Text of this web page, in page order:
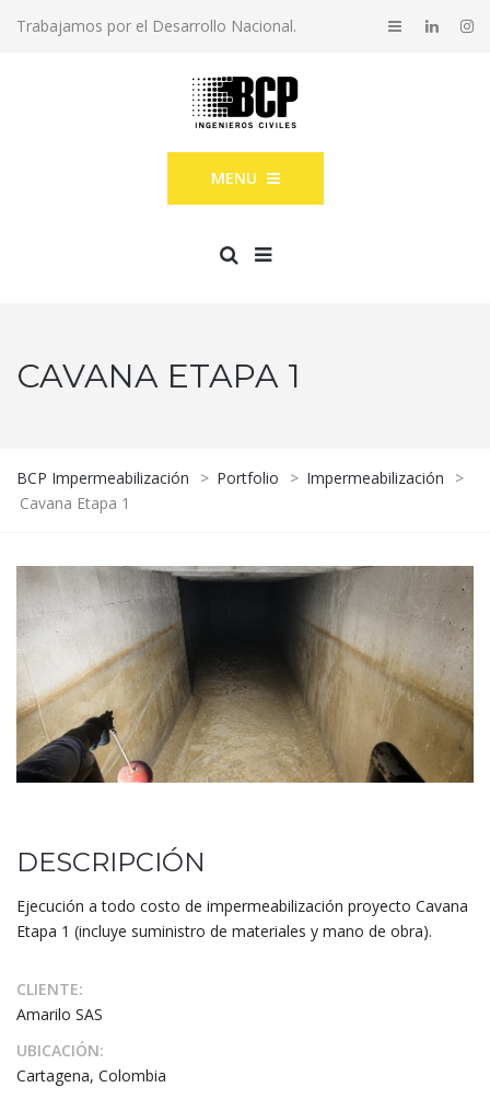
Trabajamos por el Desarrollo Nacional.
MENU
CAVANA ETAPA 1
BCP Impermeabilización > Portfolio > Impermeabilización
>
Cavana Etapa 1
DESCRIPCIÓN
Ejecución a todo costo de impermeabilización proyecto Cavana
Etapa 1 (incluye suministro de materiales y mano de obra).
CLIENTE:
Amarilo SAS
UBICACIÓN:
Cartagena, Colombia